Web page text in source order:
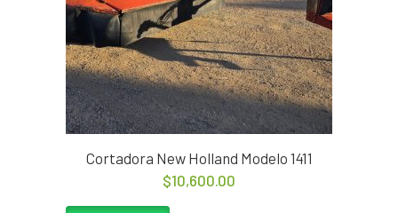
Cortadora New Holland Modelo 1411
$10,600.00